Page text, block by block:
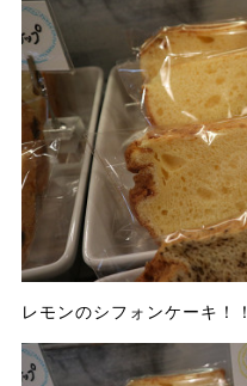
レモンのシフォンケーキ！！